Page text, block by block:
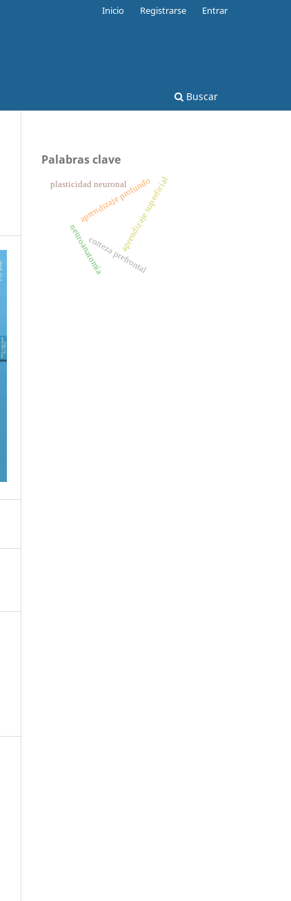
Buscar
Inicio Registrarse Entrar
Palabras clave
neuroanatomía
aprendizaje profundo
aprendizaje superficial
corteza prefrontal
plasticidad neuronal